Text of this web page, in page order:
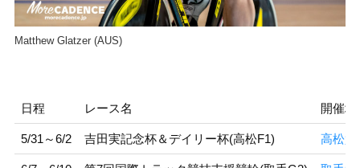
Matthew Glatzer (AUS)
日程 レース名 開催地
5/31～6/2 吉田実記念杯＆デイリー杯(高松F1) 高松競